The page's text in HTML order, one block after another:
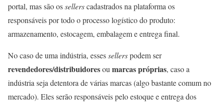
portal, mas são ossellerscadastrados na plataforma os
responsáveis por todo o processo logístico do produto:
armazenamento, estocagem, embalagem e entrega final.
No caso de uma indústria, essessellerspodem ser
revendedores/distribuidoresou marcas próprias, caso a
indústria seja detentora de várias marcas (algo bastante comum no
mercado). Eles serão responsáveis pelo estoque e entrega dos